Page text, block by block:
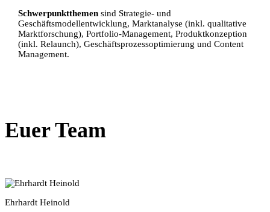
Schwerpunktthemensind Strategie- und
Geschäftsmodellentwicklung, Marktanalyse (inkl. qualitative
Marktforschung), Portfolio-Management, Produktkonzeption
(inkl. Relaunch), Geschäftsprozessoptimierung und Content
Management.
Euer Team
Ehrhardt Heinold